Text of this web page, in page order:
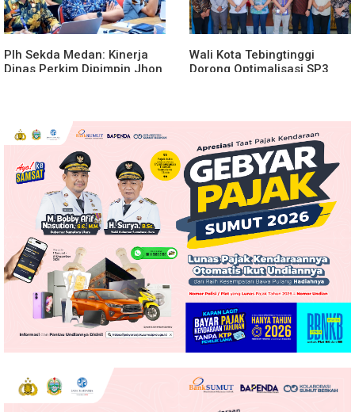
Plh Sekda Medan: Kinerja
Dinas Perkim Dipimpin Jhon
Wali Kota Tebingtinggi
Dorong Optimalisasi SP3